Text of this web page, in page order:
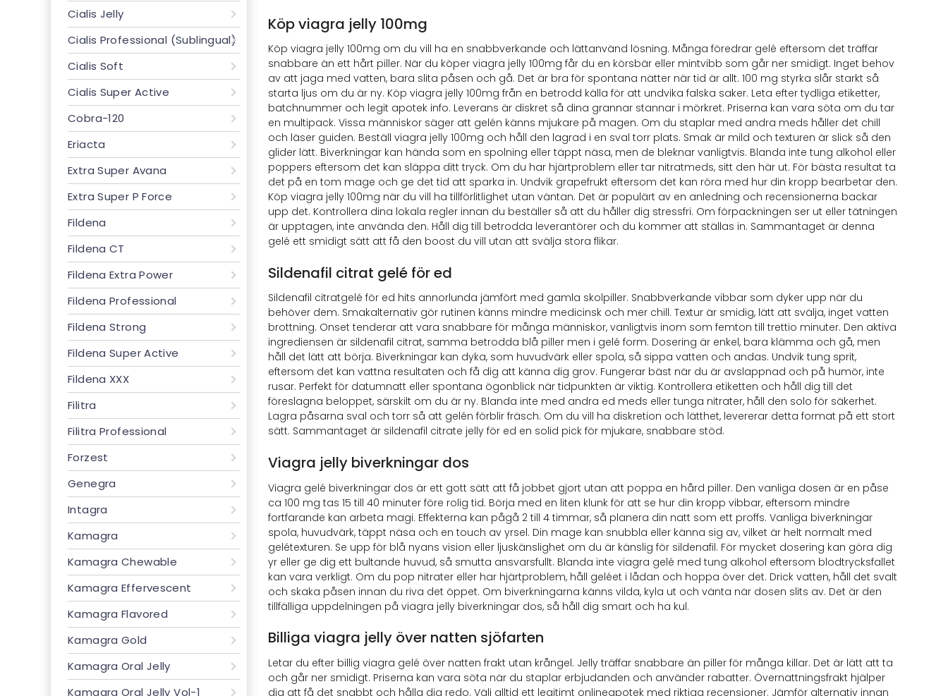
Cialis Jelly
Cialis Professional (Sublingual)
Cialis Soft
Cialis Super Active
Cobra-120
Eriacta
Extra Super Avana
Extra Super P Force
Fildena
Fildena CT
Fildena Extra Power
Fildena Professional
Fildena Strong
Fildena Super Active
Fildena XXX
Filitra
Filitra Professional
Forzest
Genegra
Intagra
Kamagra
Kamagra Chewable
Kamagra Effervescent
Kamagra Flavored
Kamagra Gold
Kamagra Oral Jelly
Kamagra Oral Jelly Vol-1
Köp viagra jelly 100mg
Köp viagra jelly 100mg om du vill ha en snabbverkande och lättanvänd lösning. Många föredrar gelé eftersom det träffar
snabbare än ett hårt piller. När du köper viagra jelly 100mg får du en körsbär eller mintvibb som går ner smidigt. Inget behov
av att jaga med vatten, bara slita påsen och gå. Det är bra för spontana nätter när tid är allt. 100 mg styrka slår starkt så
starta ljus om du är ny. Köp viagra jelly 100mg från en betrodd källa för att undvika falska saker. Leta efter tydliga etiketter,
batchnummer och legit apotek info. Leverans är diskret så dina grannar stannar i mörkret. Priserna kan vara söta om du tar
en multipack. Vissa människor säger att gelén känns mjukare på magen. Om du staplar med andra meds håller det chill
och läser guiden. Beställ viagra jelly 100mg och håll den lagrad i en sval torr plats. Smak är mild och texturen är slick så den
glider lätt. Biverkningar kan hända som en spolning eller täppt näsa, men de bleknar vanligtvis. Blanda inte tung alkohol eller
poppers eftersom det kan släppa ditt tryck. Om du har hjärtproblem eller tar nitratmeds, sitt den här ut. För bästa resultat ta
det på en tom mage och ge det tid att sparka in. Undvik grapefrukt eftersom det kan röra med hur din kropp bearbetar den.
Köp viagra jelly 100mg när du vill ha tillförlitlighet utan väntan. Det är populärt av en anledning och recensionerna backar
upp det. Kontrollera dina lokala regler innan du beställer så att du håller dig stressfri. Om förpackningen ser ut eller tätningen
är upptagen, inte använda den. Håll dig till betrodda leverantörer och du kommer att ställas in. Sammantaget är denna
gelé ett smidigt sätt att få den boost du vill utan att svälja stora flikar.
Sildenafil citrat gelé för ed
Sildenafil citratgelé för ed hits annorlunda jämfört med gamla skolpiller. Snabbverkande vibbar som dyker upp när du
behöver dem. Smakalternativ gör rutinen känns mindre medicinsk och mer chill. Textur är smidig, lätt att svälja, inget vatten
brottning. Onset tenderar att vara snabbare för många människor, vanligtvis inom som femton till trettio minuter. Den aktiva
ingrediensen är sildenafil citrat, samma betrodda blå piller men i gelé form. Dosering är enkel, bara klämma och gå, men
håll det lätt att börja. Biverkningar kan dyka, som huvudvärk eller spola, så sippa vatten och andas. Undvik tung sprit,
eftersom det kan vattna resultaten och få dig att känna dig grov. Fungerar bäst när du är avslappnad och på humör, inte
rusar. Perfekt för datumnatt eller spontana ögonblick när tidpunkten är viktig. Kontrollera etiketten och håll dig till det
föreslagna beloppet, särskilt om du är ny. Blanda inte med andra ed meds eller tunga nitrater, håll den solo för säkerhet.
Lagra påsarna sval och torr så att gelén förblir fräsch. Om du vill ha diskretion och lätthet, levererar detta format på ett stort
sätt. Sammantaget är sildenafil citrate jelly för ed en solid pick för mjukare, snabbare stöd.
Viagra jelly biverkningar dos
Viagra gelé biverkningar dos är ett gott sätt att få jobbet gjort utan att poppa en hård piller. Den vanliga dosen är en påse
ca 100 mg tas 15 till 40 minuter före rolig tid. Börja med en liten klunk för att se hur din kropp vibbar, eftersom mindre
fortfarande kan arbeta magi. Effekterna kan pågå 2 till 4 timmar, så planera din natt som ett proffs. Vanliga biverkningar
spola, huvudvärk, täppt näsa och en touch av yrsel. Din mage kan snubbla eller känna sig av, vilket är helt normalt med
gelétexturen. Se upp för blå nyans vision eller ljuskänslighet om du är känslig för sildenafil. För mycket dosering kan göra dig
yr eller ge dig ett bultande huvud, så smutta ansvarsfullt. Blanda inte viagra gelé med tung alkohol eftersom blodtrycksfallet
kan vara verkligt. Om du pop nitrater eller har hjärtproblem, håll geléet i lådan och hoppa över det. Drick vatten, håll det svalt
och skaka påsen innan du riva det öppet. Om biverkningarna känns vilda, kyla ut och vänta när dosen slits av. Det är den
tillfälliga uppdelningen på viagra jelly biverkningar dos, så håll dig smart och ha kul.
Billiga viagra jelly över natten sjöfarten
Letar du efter billig viagra gelé över natten frakt utan krångel. Jelly träffar snabbare än piller för många killar. Det är lätt att ta
och går ner smidigt. Priserna kan vara söta när du staplar erbjudanden och använder rabatter. Övernattningsfrakt hjälper
dig att få det snabbt och hålla dig redo. Välj alltid ett legitimt onlineapotek med riktiga recensioner. Jämför alternativ innan